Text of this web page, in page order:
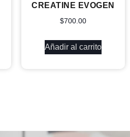
CREATINE EVOGEN
$700.00
Añadir al carrito